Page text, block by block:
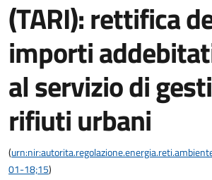
(TARI): rettifica
importi
al servizio di
rifiuti urbani
(
01-18;15)